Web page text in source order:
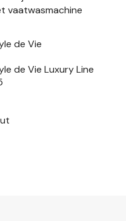
vaatwasmachine
de Vie
de Vie Luxury Line